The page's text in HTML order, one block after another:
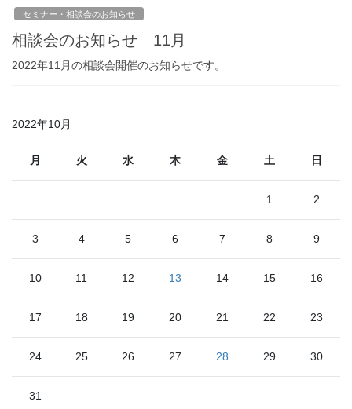
セミナー・相談会のお知らせ
相談会のお知らせ 11月
2022年11月の相談会開催のお知らせです。
2022年10月
月 火 水 木 金 土 日
1 2
3 4 5 6 7 8 9
10 11 12 13 14 15 16
17 18 19 20 21 22 23
24 25 26 27 28 29 30
31